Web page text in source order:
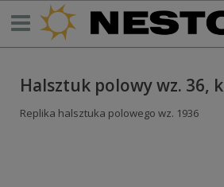
Halsztuk polowy wz. 36,
Replika halsztuka polowego wz. 1936